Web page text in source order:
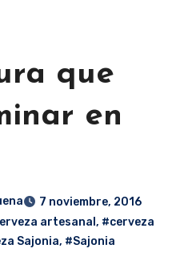
que
en
7 noviembre, 2016
artesanal , #cerveza
Sajonia, #Sajonia